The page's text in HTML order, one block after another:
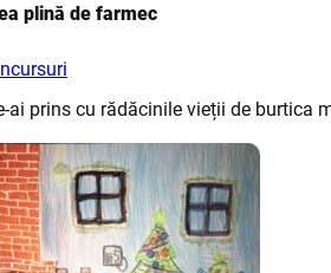
plină de farmec
ai prins cu rădăcinile vieții de burtica